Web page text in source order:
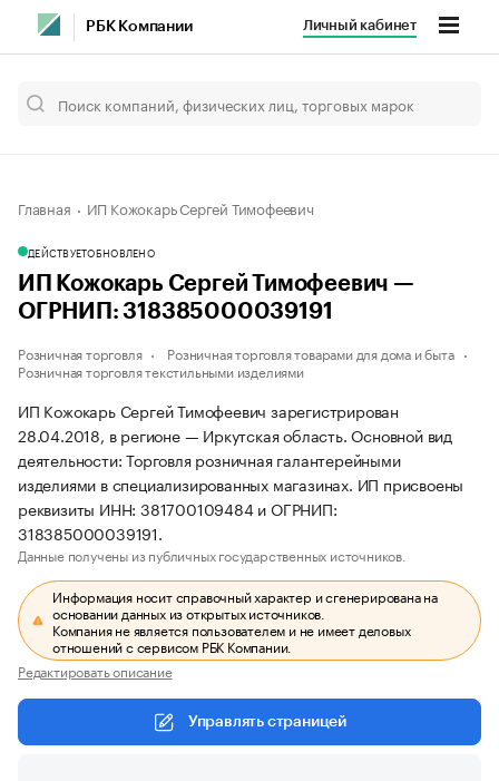
РБК Компании Личный кабинет
Главная ИП Кожокарь Сергей Тимофеевич
ДЕЙСТВУЕТОБНОВЛЕНО
ИП Кожокарь Сергей Тимофеевич —
ОГРНИП: 318385000039191
Розничная торговля
Розничная торговля товарами для дома и быта
Розничная торговля текстильными изделиями
ИП Кожокарь Сергей Тимофеевич зарегистрирован
28.04.2018, в регионе — Иркутская область. Основной вид
деятельности: Торговля розничная галантерейными
изделиями в специализированных магазинах. ИП присвоены
реквизиты ИНН: 381700109484 и ОГРНИП:
318385000039191.
Данные получены из публичных государственных источников.
Информация носит справочный характер и сгенерирована на
основании данных из открытых источников.
Компания не является пользователем и не имеет деловых
отношений с сервисом РБК Компании.
Редактировать описание
Управлять страницей